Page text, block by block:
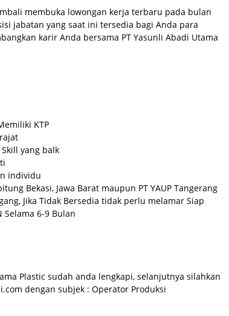
membuka lowongan kerja terbaru pada bulan
jabatan yang saat ini tersedia bagi Anda para
karir Anda bersama PT Yasunli Abadi Utama
KTP
yang balk
individu
Bekasi, Jawa Barat maupun PT YAUP Tangerang
Jika Tidak Bersedia tidak perlu melamar Siap
Selama 6-9 Bulan
Plastic sudah anda lengkapi, selanjutnya silahkan
dengan subjek : Operator Produksi